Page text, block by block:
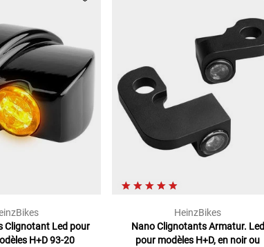
Clignotant Led pour
H+D 93-20
HeinzBikes
Nano Clignotants Armatur. Led
pour modèles H+D, en noir ou